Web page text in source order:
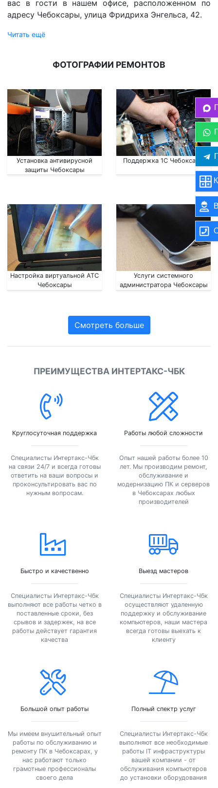
вас в гости в нашем офисе, расположенном по
адресу Чебоксары, улица Фридриха Энгельса, 42.
Читать ещё
ФОТОГРАФИИ РЕМОНТОВ
Установка антивирусной
защиты Чебоксары
Поддержка 1С Чебоксары
Настройка виртуальной АТС
Чебоксары
Услуги системного
администратора Чебоксары
Смотреть больше
ПРЕИМУЩЕСТВА ИНТЕРТАКС-ЧБК
Круглосуточная поддержка
Специалисты Интертакс-Чбк
на связи 24/7 и всегда готовы
ответить на ваши вопросы и
проконсультировать вас по
нужным вопросам.
Работы любой сложности
Опыт нашей работы более 10
лет. Мы производим ремонт,
обслуживание и
модернизацию ПК и серверов
в Чебоксарах любых
производителей
Быстро и качественно
Специалисты Интертакс-Чбк
выполняют все работы четко в
поставленные сроки, без
срывов и задержек, на все
работы действует гарантия
качества
Выезд мастеров
Специалисты Интертакс-Чбк
осуществляют удаленную
поддержку и обслуживание
компьютеров, наши мастера
всегда готовы выехать к
клиенту
Большой опыт работы
Мы имеем внушительный опыт
работы по обслуживанию и
ремонту ПК в Чебоксарах, у
нас работают только
грамотные профессионалы
своего дела
Полный спектр услуг
Специалисты Интертакс-Чбк
выполняют все необходимые
работы IT инфраструктуры
вашей компании - от
обслуживания компьютеров
до установки оборудования